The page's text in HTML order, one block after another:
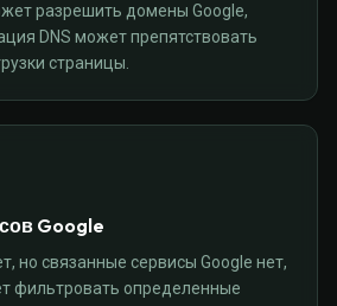
разрешить домены Google,
DNS может препятствовать
страницы.
Google
но связанные сервисы Google нет,
фильтровать определенные